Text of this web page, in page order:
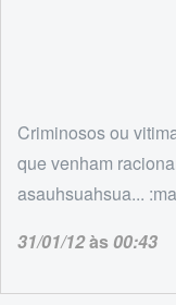
Criminosos ou
que venham
asauhsuahsua...
31/01/12às00:43